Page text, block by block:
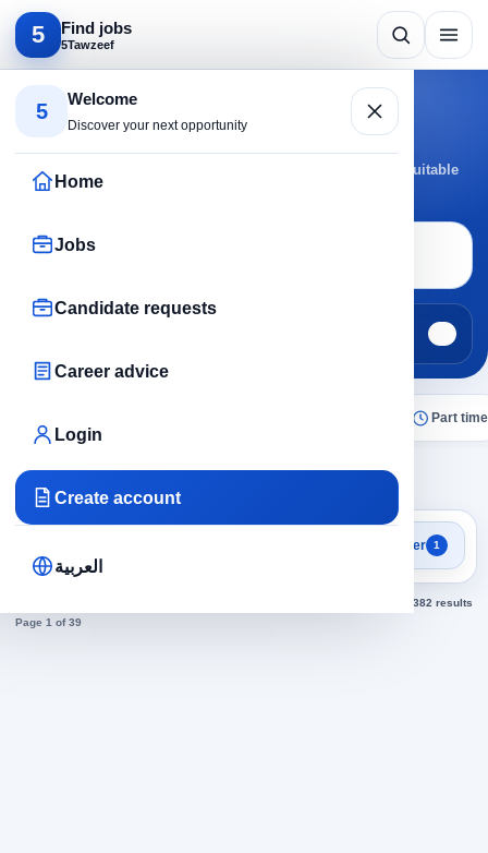
5 Find jobs
5Tawzeef
5
Welcome
Discover your next opportunity
Home
Jobs
Candidate requests
Career advice
Login
Create account
العربية
Search by specialty
Marketing jobs
Browse Marketing jobs by active cities and roles to reach suitable
opportunities faster.
Part time
Marketing× Clear all
Focused search results
Marketing jobs Filter 1
382 results
Page 1 of 39